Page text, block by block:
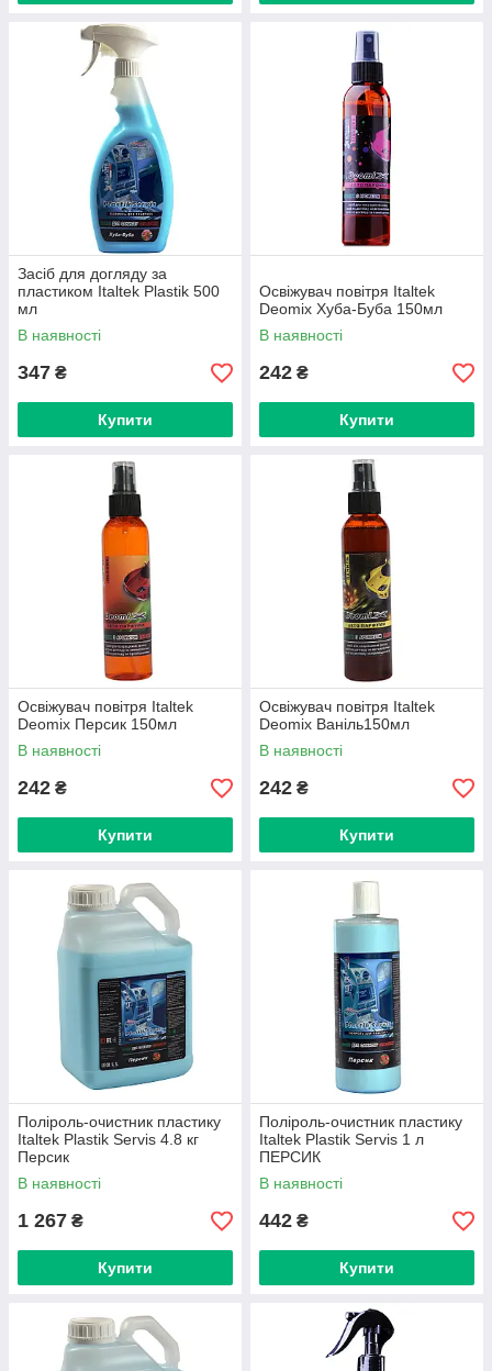
Засіб для догляду за
пластиком Italtek Plastik 500
мл
В наявності
347 ₴
Купити
Освіжувач повітря Italtek
Deomix Хуба-Буба 150мл
В наявності
242 ₴
Купити
Освіжувач повітря Italtek
Deomix Персик 150мл
В наявності
242 ₴
Купити
Освіжувач повітря Italtek
Deomix Ваніль150мл
В наявності
242 ₴
Купити
Поліроль-очистник пластику
Italtek Plastik Servis 4.8 кг
Персик
В наявності
1 267 ₴
Купити
Поліроль-очистник пластику
Italtek Plastik Servis 1 л
ПЕРСИК
В наявності
442 ₴
Купити